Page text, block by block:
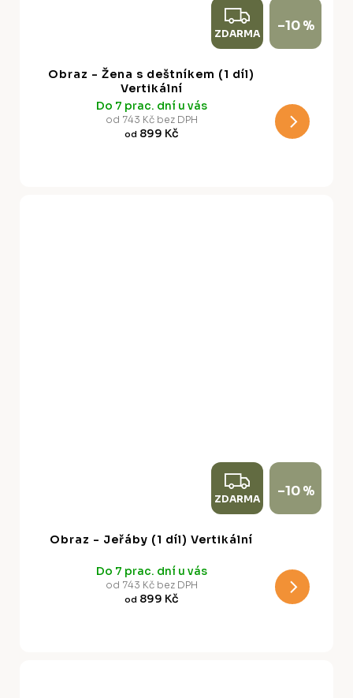
Z
D
A
ZDARMA –10 %
Obraz - Žena s deštníkem (1 díl)
Vertikální
Do 7 prac. dní u vás
od 743 Kč bez DPH
od 899 Kč
Z
D
A
ZDARMA –10 %
Obraz - Jeřáby (1 díl) Vertikální
Do 7 prac. dní u vás
od 743 Kč bez DPH
od 899 Kč